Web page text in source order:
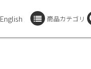
English 商品カテゴリ